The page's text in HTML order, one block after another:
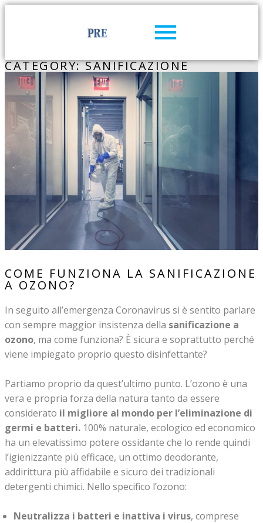
CATEGORY: SANIFICAZIONE
COME FUNZIONA LA SANIFICAZIONE
A OZONO?
In seguito all’emergenza Coronavirus si è sentito parlare
con sempre maggior insistenza della sanificazione a
ozono, ma come funziona? È sicura e soprattutto perché
viene impiegato proprio questo disinfettante?
Partiamo proprio da quest’ultimo punto. L’ozono è una
vera e propria forza della natura tanto da essere
considerato il migliore al mondo per l’eliminazione di
germi e batteri. 100% naturale, ecologico ed economico
ha un elevatissimo potere ossidante che lo rende quindi
l’igienizzante più efficace, un ottimo deodorante,
addirittura più affidabile e sicuro dei tradizionali
detergenti chimici. Nello specifico l’ozono:
Neutralizza i batteri e inattiva i virus, comprese